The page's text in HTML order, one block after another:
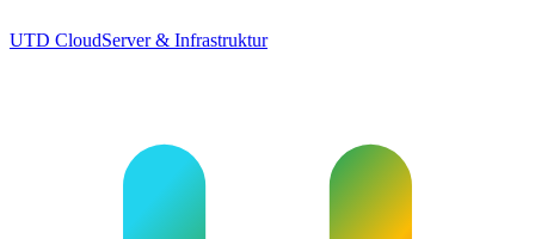
UTD CloudServer & Infrastruktur